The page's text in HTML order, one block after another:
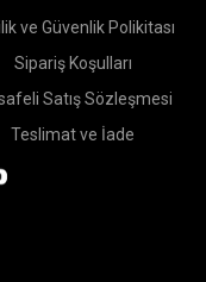
ve Güvenlik Polikitası
Sipariş Koşulları
Satış Sözleşmesi
Teslimat ve İade